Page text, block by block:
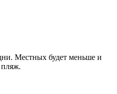
Местных будет меньше и